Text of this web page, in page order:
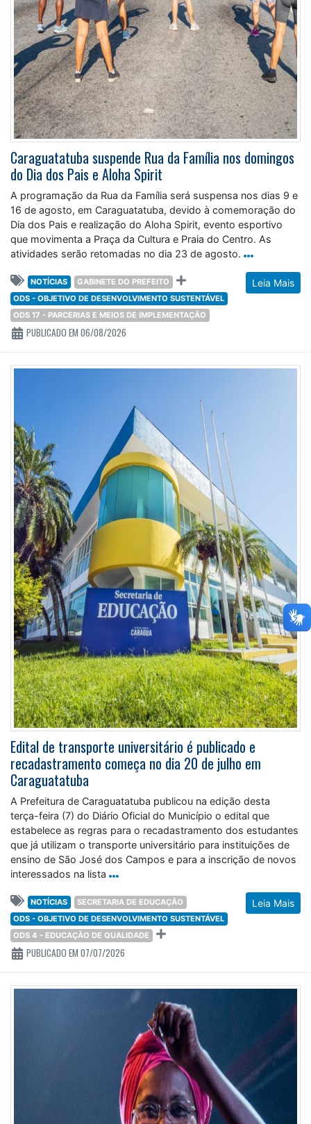
Caraguatatuba suspende Rua da Família nos domingos
do Dia dos Pais e Aloha Spirit
A programação da Rua da Família será suspensa nos dias 9 e
16 de agosto, em Caraguatatuba, devido à comemoração do
Dia dos Pais e realização do Aloha Spirit, evento esportivo
que movimenta a Praça da Cultura e Praia do Centro. As
atividades serão retomadas no dia 23 de agosto.
Leia Mais
NOTÍCIAS
GABINETE DO PREFEITO
ODS - OBJETIVO DE DESENVOLVIMENTO SUSTENTÁVEL
ODS 17 - PARCERIAS E MEIOS DE IMPLEMENTAÇÃO
PUBLICADO EM 06/08/2026
Edital de transporte universitário é publicado e
recadastramento começa no dia 20 de julho em
Caraguatatuba
A Prefeitura de Caraguatatuba publicou na edição desta
terça-feira (7) do Diário Oficial do Município o edital que
estabelece as regras para o recadastramento dos estudantes
que já utilizam o transporte universitário para instituições de
ensino de São José dos Campos e para a inscrição de novos
interessados na lista
Leia Mais
NOTÍCIAS
SECRETARIA DE EDUCAÇÃO
ODS - OBJETIVO DE DESENVOLVIMENTO SUSTENTÁVEL
ODS 4 - EDUCAÇÃO DE QUALIDADE
PUBLICADO EM 07/07/2026